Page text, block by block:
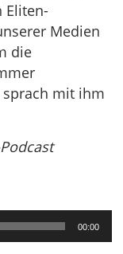
Eliten-
Medien
die
sprach mit ihm
00:00